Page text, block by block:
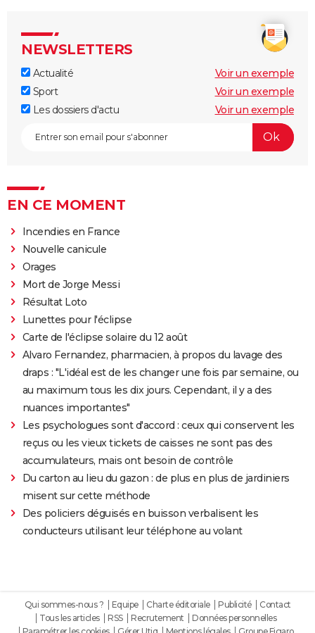
NEWSLETTERS
Actualité
Voir un exemple
Sport
Voir un exemple
Les dossiers d'actu
Voir un exemple
EN CE MOMENT
Incendies en France
Nouvelle canicule
Orages
Mort de Jorge Messi
Résultat Loto
Lunettes pour l'éclipse
Carte de l'éclipse solaire du 12 août
Alvaro Fernandez, pharmacien, à propos du lavage des
draps : "L'idéal est de les changer une fois par semaine, ou
au maximum tous les dix jours. Cependant, il y a des
nuances importantes"
Les psychologues sont d'accord : ceux qui conservent les
reçus ou les vieux tickets de caisses ne sont pas des
accumulateurs, mais ont besoin de contrôle
Du carton au lieu du gazon : de plus en plus de jardiniers
misent sur cette méthode
Des policiers déguisés en buisson verbalisent les
conducteurs utilisant leur téléphone au volant
Qui sommes-nous ? Equipe Charte éditoriale Publicité
Contact
Tous les articles
RSS Recrutement
Données personnelles